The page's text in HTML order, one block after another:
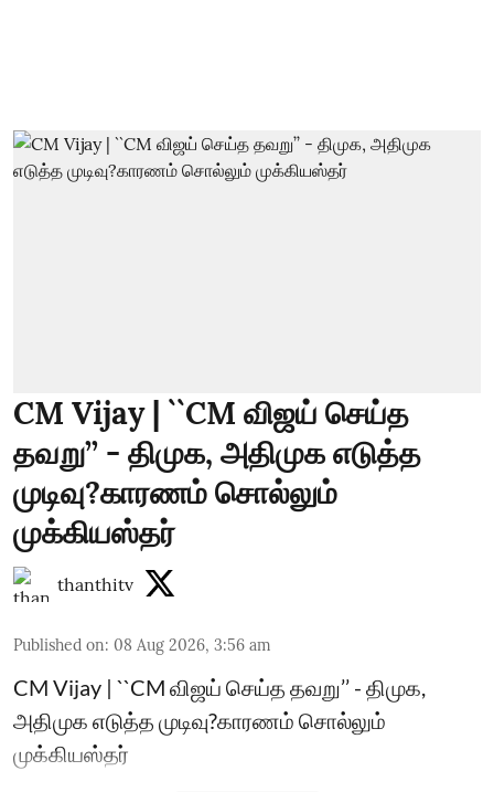
CM Vijay | ``CM விஜய் செய்த
தவறு’’ - திமுக, அதிமுக எடுத்த
முடிவு?காரணம் சொல்லும்
முக்கியஸ்தர்
thanthitv
Published on: 08 Aug 2026, 3:56 am
CM Vijay | ``CM விஜய் செய்த தவறு’’ - திமுக,
அதிமுக எடுத்த முடிவு?காரணம் சொல்லும்
முக்கியஸ்தர்